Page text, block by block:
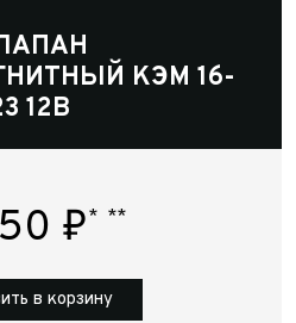
КЭМ 16-
12В
₽* **
в корзину